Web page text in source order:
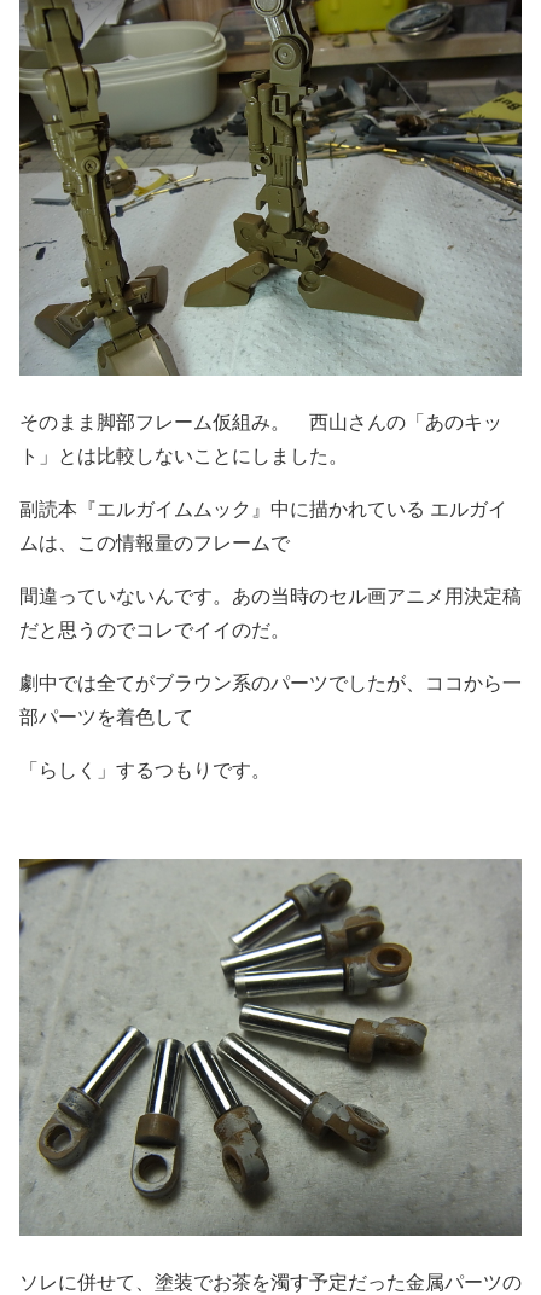
そのまま脚部フレーム仮組み。 西山さんの「あのキッ
ト」とは比較しないことにしました。
副読本『エルガイムムック』中に描かれている エルガイ
ムは、この情報量のフレームで
間違っていないんです。あの当時のセル画アニメ用決定稿
だと思うのでコレでイイのだ。
劇中では全てがブラウン系のパーツでしたが、ココから一
部パーツを着色して
「らしく」するつもりです。
ソレに併せて、塗装でお茶を濁す予定だった金属パーツの